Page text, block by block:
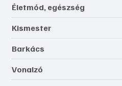
Életmód, egészség
Kismester
Barkács
Vonalzó